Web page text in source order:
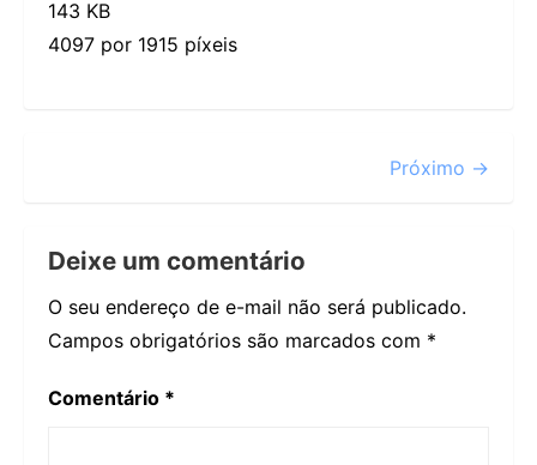
143 KB
4097 por 1915 píxeis
Próximo →
Deixe um comentário
O seu endereço de e-mail não será publicado.
Campos obrigatórios são marcados com *
Comentário *